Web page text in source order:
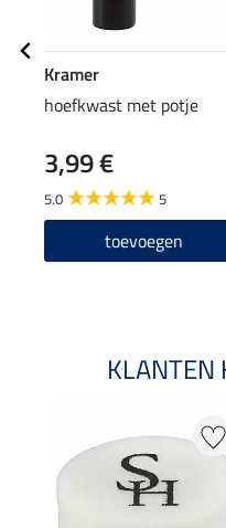
Kramer
hoefkwast met potje
3,99 €
5.0 5
toevoegen
KLANTEN